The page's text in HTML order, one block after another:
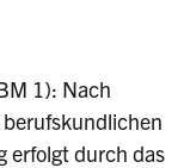
1): Nach
erfolgt durch das